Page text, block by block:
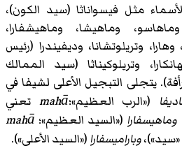
مثل فيسواناثا (سيد الكون)،
وماهيشا، وماهيشفارا،
وتريلوتشانا، وديفيندرا (رئيس
وتريلوكيناثا (سيد الممالك
يتجلى التبجيل الأعلى لشيفا في
(«الرب العظيم»؛mahā تعني
وماهيسفارا («السيد العظيم»؛ mahā
وباراميسفارا («السيد الأعلى»).